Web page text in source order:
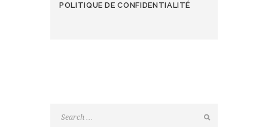
POLITIQUE DE CONFIDENTIALITÉ